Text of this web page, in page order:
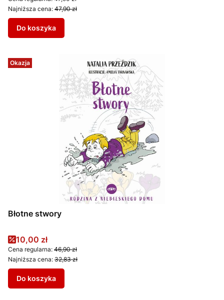
Najniższa cena: 47,90 zł
Do koszyka
Okazja
Błotne stwory
Cena promocyjna
10,00 zł
Cena regularna: 46,90 zł
Najniższa cena: 32,83 zł
Do koszyka